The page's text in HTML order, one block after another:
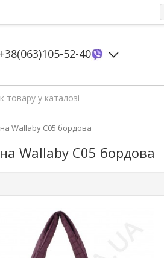
+38(063)105-52-40
Wallaby С05 бордова
Wallaby С05 бордова